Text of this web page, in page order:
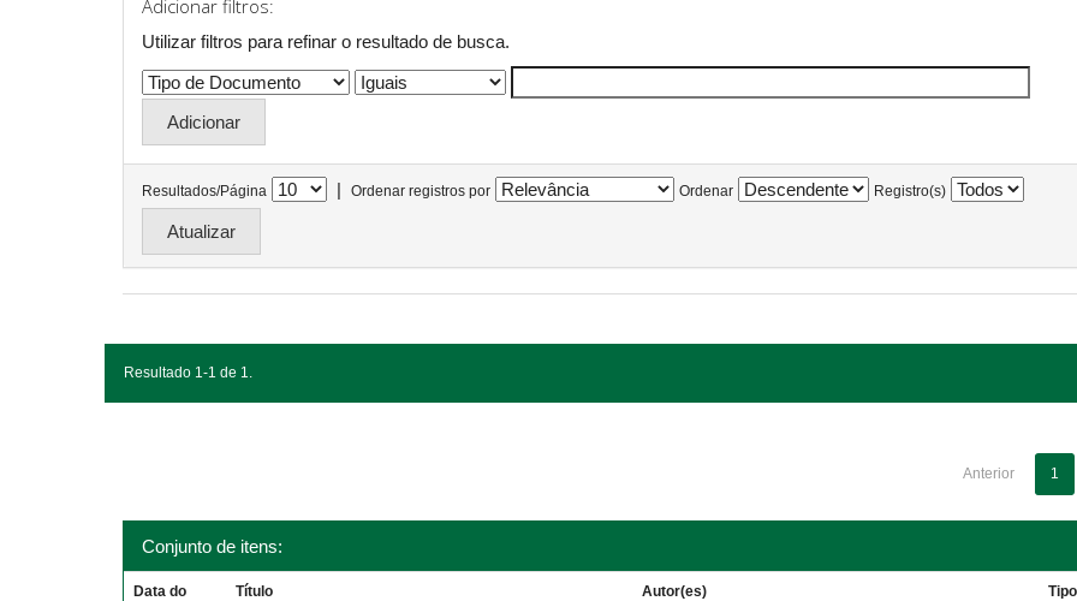
Adicionar filtros:
Utilizar filtros para refinar o resultado de busca.
Resultados/Página | Ordenar registros por Ordenar Registro(s)
Resultado 1-1 de 1.
Anterior 1
Conjunto de itens:
Data do Título Autor(es) Tipo